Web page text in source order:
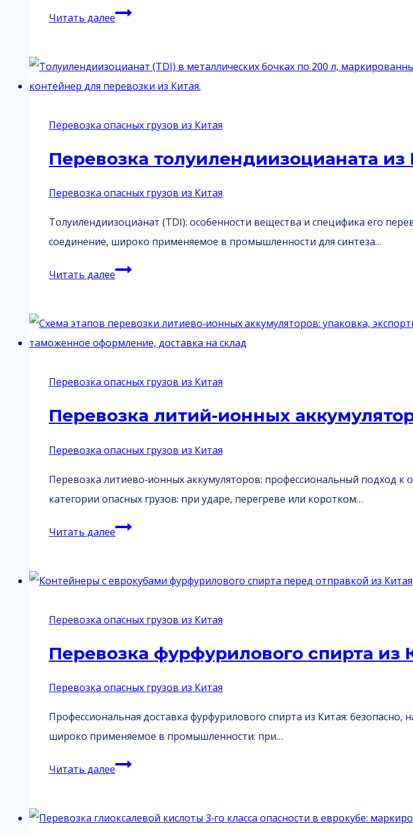
Читать далееПеревозка
из
Китая
Перевозка опасных грузов из Китая
Перевозка толуилендиизоцианата из
Перевозка опасных грузов из Китая
Толуилендиизоцианат (TDI): особенности вещества и специфика его
соединение, широко применяемое в промышленности для синтеза…
Читать далееПеревозка
Китая
Перевозка опасных грузов из Китая
Перевозка литий-ионных
Перевозка опасных грузов из Китая
Перевозка литиево‑ионных аккумуляторов: профессиональный подход к
категории опасных грузов: при ударе, перегреве или коротком…
Читать далееПеревозка
аккумуляторов
Китая
Перевозка опасных грузов из Китая
Перевозка фурфурилового спирта из
Перевозка опасных грузов из Китая
Профессиональная доставка фурфурилового спирта из Китая:
широко применяемое в промышленности: при…
Читать далееПеревозка
из